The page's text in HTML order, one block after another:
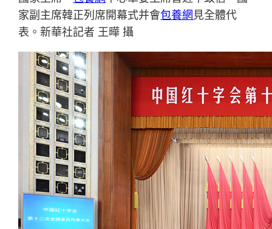
家副主席韓正列席開幕式并會包養網見全體代
表。新華社記者 王曄 攝